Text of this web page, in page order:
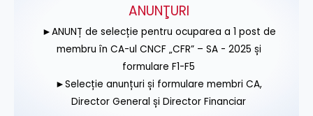
ANUNŢURI
►ANUNȚ de selecție pentru ocuparea a 1 post de
membru în CA-ul CNCF „CFR” – SA - 2025 și
formulare F1-F5
►Selecție anunțuri și formulare membri CA,
Director General și Director Financiar